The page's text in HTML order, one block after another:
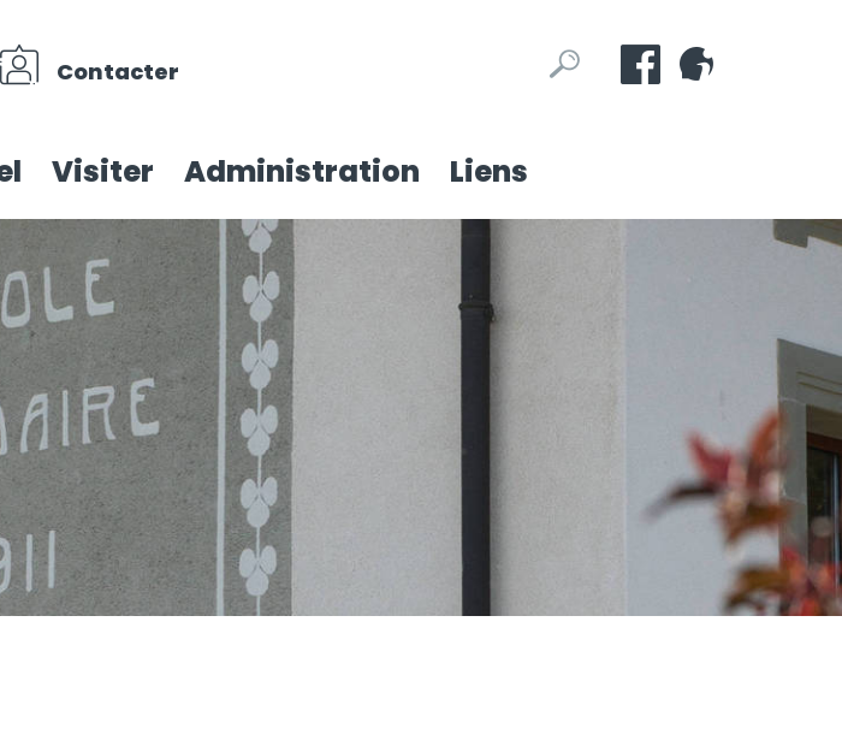
Contacter
Mots
clésRechercher
Visiter Administration Liens